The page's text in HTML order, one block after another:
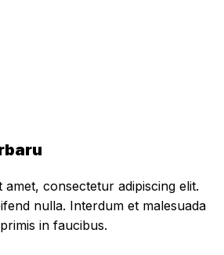
consectetur adipiscing elit.
nulla. Interdum et malesuada
in faucibus.